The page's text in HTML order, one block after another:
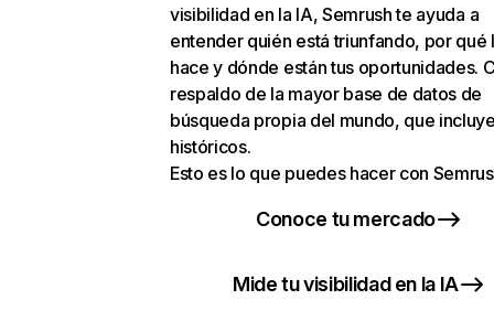
visibilidad en la IA, Semrush te ayuda a
entender quién está triunfando, por qué
hace y dónde están tus oportunidades.
respaldo de la mayor base de datos de
búsqueda propia del mundo, que
históricos.
Esto es lo que puedes hacer con
Conoce tu mercado
Mide tu visibilidad en la IA